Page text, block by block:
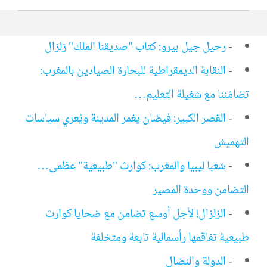
-رحيل جيل بيرو: كتاب "صديقنا الملك" زلزال
-النقابة الديمقراطية للبحارة الصيادين بالمغرب:
تضامُننا مع شغيلة التعليم…
-القصر الكبير: فيضان يغمر المدينة ويُعري سياسات
التهميش
-شعبا ليبيا والمغرب: كوارث "طبيعية" عظمى…
التضامن ووحدة المصير
-الزلزال! لأجل أوسع تضامن مع ضحايا كوارث
طبيعية تفاقمها رأسمالية تابعة ومتخلفة
-الدولة والنضال